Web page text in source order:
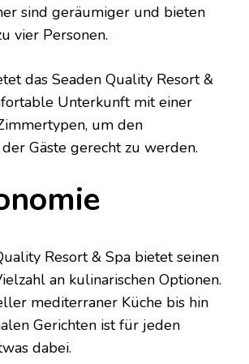
sind geräumiger und bieten
vier Personen.
das Seaden Quality Resort &
Unterkunft mit einer
um den
Gäste gerecht zu werden.
Resort & Spa bietet seinen
an kulinarischen Optionen.
mediterraner Küche bis hin
Gerichten ist für jeden
dabei.